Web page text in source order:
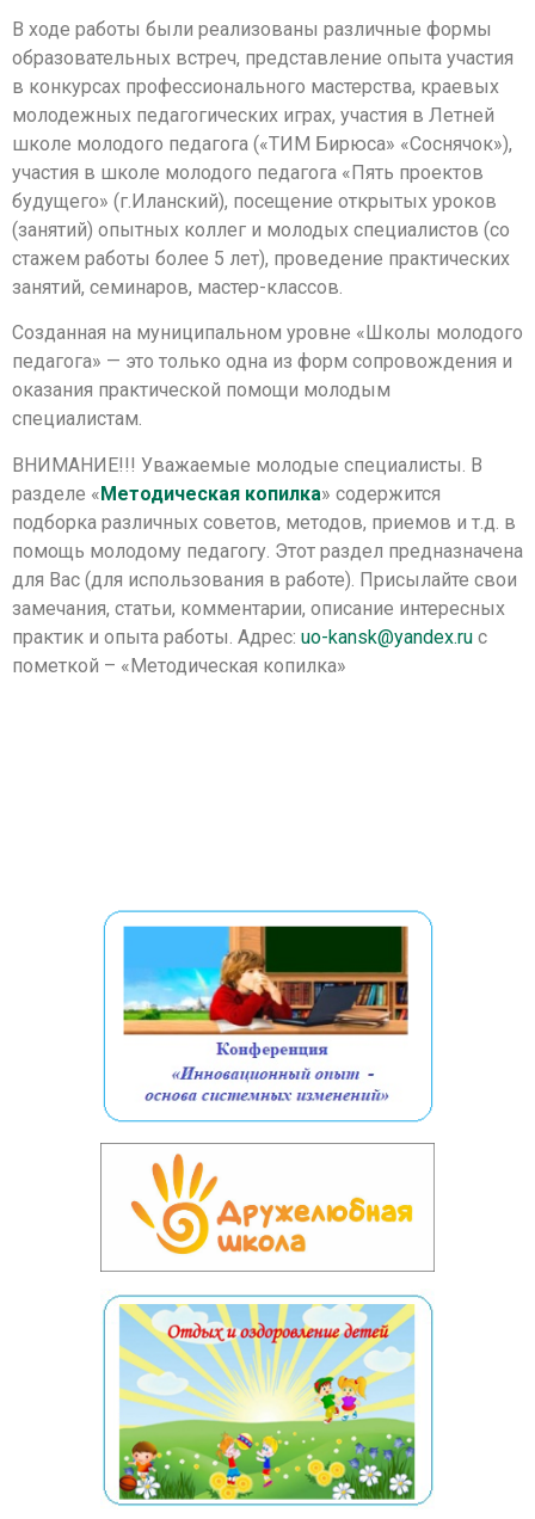
В ходе работы были реализованы различные формы
образовательных встреч, представление опыта участия
в конкурсах профессионального мастерства, краевых
молодежных педагогических играх, участия в Летней
школе молодого педагога («ТИМ Бирюса» «Соснячок»),
участия в школе молодого педагога «Пять проектов
будущего» (г.Иланский), посещение открытых уроков
(занятий) опытных коллег и молодых специалистов (со
стажем работы более 5 лет), проведение практических
занятий, семинаров, мастер-классов.
Созданная на муниципальном уровне «Школы молодого
педагога» — это только одна из форм сопровождения и
оказания практической помощи молодым
специалистам.
ВНИМАНИЕ!!! Уважаемые молодые специалисты. В
разделе «Методическая копилка» содержится
подборка различных советов, методов, приемов и т.д. в
помощь молодому педагогу. Этот раздел предназначена
для Вас (для использования в работе). Присылайте свои
замечания, статьи, комментарии, описание интересных
практик и опыта работы. Адрес: uo-kansk@yandex.ru с
пометкой – «Методическая копилка»